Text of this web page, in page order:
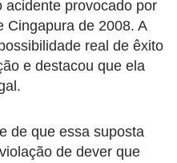
acidente provocado por
Cingapura de 2008. A
real de êxito
e destacou que ela
de que essa suposta
de dever que